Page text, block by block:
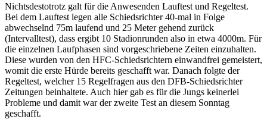
Nichtsdestotrotz galt für die Anwesenden Lauftest und Regeltest.
Bei dem Lauftest legen alle Schiedsrichter 40-mal in Folge
abwechselnd 75m laufend und 25 Meter gehend zurück
(Intervalltest), dass ergibt 10 Stadionrunden also in etwa 4000m. Für
die einzelnen Laufphasen sind vorgeschriebene Zeiten einzuhalten.
Diese wurden von den HFC-Schiedsrichtern einwandfrei gemeistert,
womit die erste Hürde bereits geschafft war. Danach folgte der
Regeltest, welcher 15 Regelfragen aus den DFB-Schiedsrichter
Zeitungen beinhaltete. Auch hier gab es für die Jungs keinerlei
Probleme und damit war der zweite Test an diesem Sonntag
geschafft.